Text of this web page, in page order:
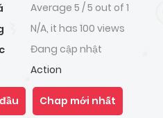
Average 5 /5 out of 1
N/A, it has 100 views
Đang cập nhật
Action
Chap mới nhất